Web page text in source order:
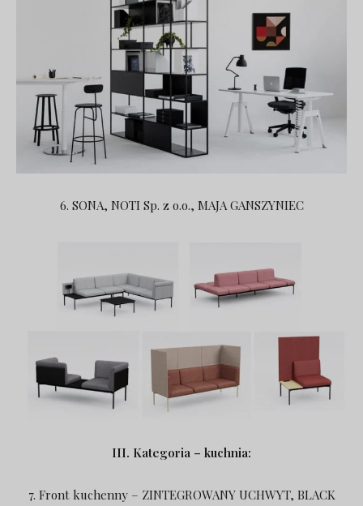
6. SONA, NOTI Sp. z o.o., MAJA GANSZYNIEC
III. Kategoria – kuchnia:
7. Front kuchenny – ZINTEGROWANY UCHWYT, BLACK